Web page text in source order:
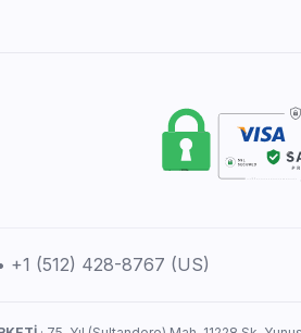
+1 (512) 428-8767 (US)